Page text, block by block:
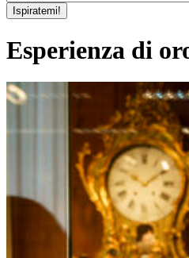
Esperienza di